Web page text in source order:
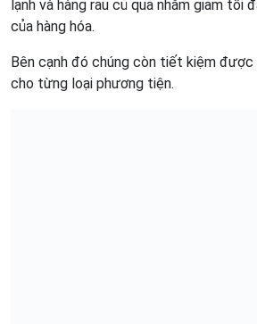
lạnh và hàng rau củ quả nhằm giảm tối
của hàng hóa.
Bên cạnh đó chúng còn tiết kiệm được
cho từng loại phương tiện.